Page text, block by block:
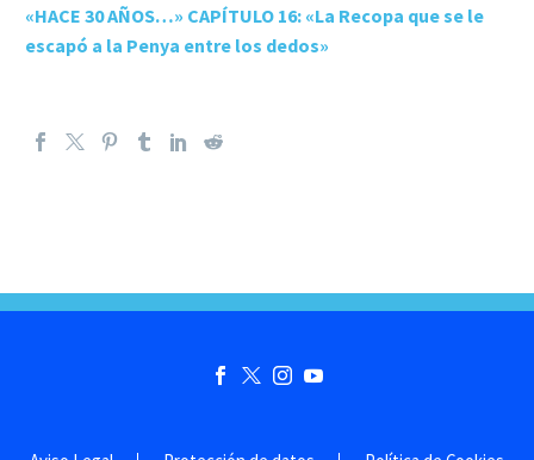
«HACE 30 AÑOS…» CAPÍTULO 16: «La Recopa que se le
escapó a la Penya entre los dedos»